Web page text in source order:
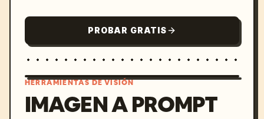
PROBAR GRATIS
HERRAMIENTAS DE VISIÓN
IMAGEN A PROMPT